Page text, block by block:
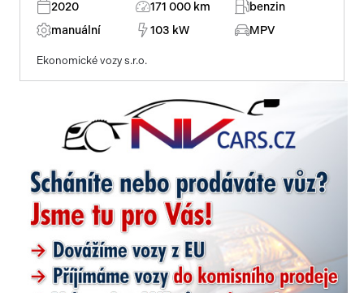
2020 171 000 km
benzin
manuální
103 kW MPV
Ekonomické vozy s.r.o.